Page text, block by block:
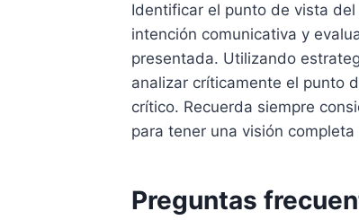
Identificar el punto de vista
intención comunicativa y
presentada. Utilizando
analizar críticamente el punto
crítico. Recuerda siempre
para tener una visión
Preguntas